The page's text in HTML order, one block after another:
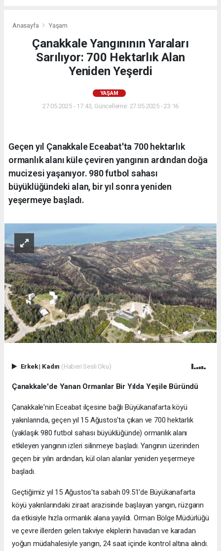
Anasayfa Yaşam
Çanakkale Yangınının Yaraları
Sarılıyor: 700 Hektarlık Alan
Yeniden Yeşerdi
YAŞAM
27.05.2025 - 17:43, Güncelleme: 27.05.2025 - 23:16
Geçen yıl Çanakkale Eceabat'ta 700 hektarlık
ormanlık alanı küle çeviren yangının ardından doğa
mucizesi yaşanıyor. 980 futbol sahası
büyüklüğündeki alan, bir yıl sonra yeniden
yeşermeye başladı.
Erkek| Kadın (Haberi Sesli Oku)
Çanakkale'de Yanan Ormanlar Bir Yılda Yeşile Büründü
Çanakkale'nin Eceabat ilçesine bağlı Büyükanafarta köyü
yakınlarında, geçen yıl 15 Ağustos'ta çıkan ve 700 hektarlık
(yaklaşık 980 futbol sahası büyüklüğünde) ormanlık alanı
etkileyen yangının izleri silinmeye başladı. Yangının üzerinden
geçen bir yılın ardından, kül olan alanlar yeniden yeşermeye
başladı.
Geçtiğimiz yıl 15 Ağustos'ta sabah 09.51'de Büyükanafarta
köyü yakınlarındaki ziraat arazisinde başlayan yangın, rüzgarın
da etkisiyle hızla ormanlık alana yayıldı. Orman Bölge Müdürlüğü
ve çevre illerden gelen takviye ekiplerin havadan ve karadan
yoğun müdahalesiyle yangın, 24 saat içinde kontrol altına alındı.